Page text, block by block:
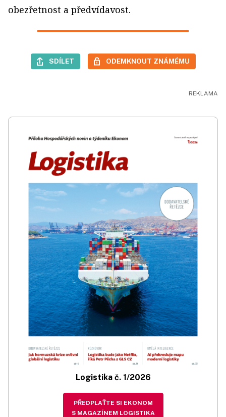
obezřetnost a předvídavost.
SDÍLET ODEMKNOUT ZNÁMÉMU
Logistika č. 1/2026
PŘEDPLAŤTE SI EKONOM
S MAGAZÍNEM LOGISTIKA